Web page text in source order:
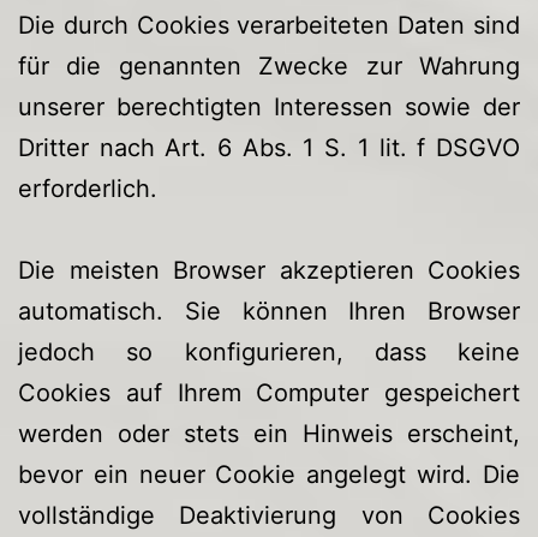
Die durch Cookies verarbeiteten Daten sind
für die genannten Zwecke zur Wahrung
unserer berechtigten Interessen sowie der
Dritter nach Art. 6 Abs. 1 S. 1 lit. f DSGVO
erforderlich.
Die meisten Browser akzeptieren Cookies
automatisch. Sie können Ihren Browser
jedoch so konfigurieren, dass keine
Cookies auf Ihrem Computer gespeichert
werden oder stets ein Hinweis erscheint,
bevor ein neuer Cookie angelegt wird. Die
vollständige Deaktivierung von Cookies